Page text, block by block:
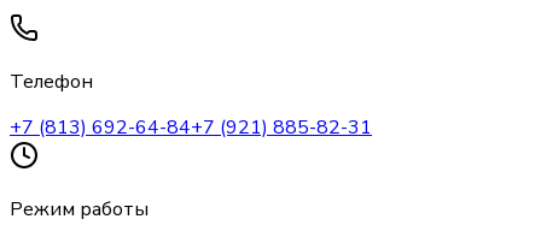
Телефон
+7 (813) 692-64-84+7 (921) 885-82-31
Режим работы